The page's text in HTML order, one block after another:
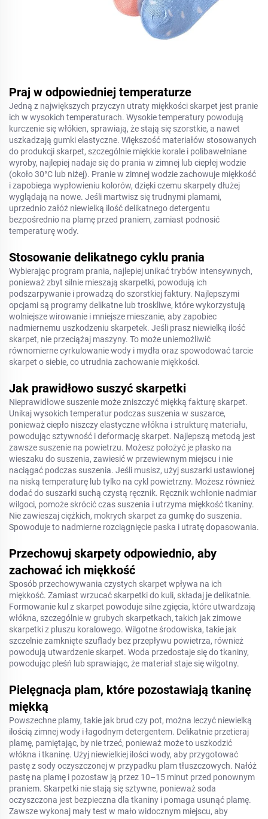
Praj w odpowiedniej temperaturze
Jedną z największych przyczyn utraty miękkości skarpet jest pranie
ich w wysokich temperaturach. Wysokie temperatury powodują
kurczenie się włókien, sprawiają, że stają się szorstkie, a nawet
uszkadzają gumki elastyczne. Większość materiałów stosowanych
do produkcji skarpet, szczególnie miękkie korale i polibawełniane
wyroby, najlepiej nadaje się do prania w zimnej lub ciepłej wodzie
(około 30°C lub niżej). Pranie w zimnej wodzie zachowuje miękkość
i zapobiega wypłowieniu kolorów, dzięki czemu skarpety dłużej
wyglądają na nowe. Jeśli martwisz się trudnymi plamami,
uprzednio załóż niewielką ilość delikatnego detergentu
bezpośrednio na plamę przed praniem, zamiast podnosić
temperaturę wody.
Stosowanie delikatnego cyklu prania
Wybierając program prania, najlepiej unikać trybów intensywnych,
ponieważ zbyt silnie mieszają skarpetki, powodują ich
podszarpywanie i prowadzą do szorstkiej faktury. Najlepszymi
opcjami są programy delikatne lub troskliwe, które wykorzystują
wolniejsze wirowanie i mniejsze mieszanie, aby zapobiec
nadmiernemu uszkodzeniu skarpetek. Jeśli prasz niewielką ilość
skarpet, nie przeciążaj maszyny. To może uniemożliwić
równomierne cyrkulowanie wody i mydła oraz spowodować tarcie
skarpet o siebie, co utrudnia zachowanie miękkości.
Jak prawidłowo suszyć skarpetki
Nieprawidłowe suszenie może zniszczyć miękką fakturę skarpet.
Unikaj wysokich temperatur podczas suszenia w suszarce,
ponieważ ciepło niszczy elastyczne włókna i strukturę materiału,
powodując sztywność i deformację skarpet. Najlepszą metodą jest
zawsze suszenie na powietrzu. Możesz położyć je płasko na
wieszaku do suszenia, zawiesić w przewiewnym miejscu i nie
naciągać podczas suszenia. Jeśli musisz, użyj suszarki ustawionej
na niską temperaturę lub tylko na cykl powietrzny. Możesz również
dodać do suszarki suchą czystą ręcznik. Ręcznik wchłonie nadmiar
wilgoci, pomoże skrócić czas suszenia i utrzyma miękkość tkaniny.
Nie zawieszaj ciężkich, mokrych skarpet za gumkę do suszenia.
Spowoduje to nadmierne rozciągnięcie paska i utratę dopasowania.
Przechowuj skarpety odpowiednio, aby
zachować ich miękkość
Sposób przechowywania czystych skarpet wpływa na ich
miękkość. Zamiast wrzucać skarpetki do kuli, składaj je delikatnie.
Formowanie kul z skarpet powoduje silne zgięcia, które utwardzają
włókna, szczególnie w grubych skarpetkach, takich jak zimowe
skarpetki z pluszu koralowego. Wilgotne środowiska, takie jak
szczelnie zamknięte szuflady bez przepływu powietrza, również
powodują utwardzenie skarpet. Woda przedostaje się do tkaniny,
powodując pleśń lub sprawiając, że materiał staje się wilgotny.
Pielęgnacja plam, które pozostawiają tkaninę
miękką
Powszechne plamy, takie jak brud czy pot, można leczyć niewielką
ilością zimnej wody i łagodnym detergentem. Delikatnie przetieraj
plamę, pamiętając, by nie trzeć, ponieważ może to uszkodzić
włókna i tkaninę. Użyj niewielkiej ilości wody, aby przygotować
pastę z sody oczyszczonej w przypadku plam tłuszczowych. Nałóż
pastę na plamę i pozostaw ją przez 10–15 minut przed ponownym
praniem. Skarpetki nie stają się sztywne, ponieważ soda
oczyszczona jest bezpieczna dla tkaniny i pomaga usunąć plamę.
Zawsze wykonaj mały test w mało widocznym miejscu, aby